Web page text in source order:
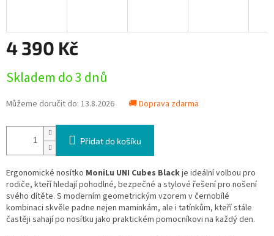
4 390 Kč
cena:
Skladem do 3 dnů
Můžeme doručit do: 13.8.2026 🚚 Doprava zdarma
Přidat do košíku
Ergonomické nosítko MoniLu UNI Cubes Blackje ideální volbou pro
rodiče, kteří hledají pohodlné, bezpečné a stylové řešení pro nošení
svého dítěte. S moderním geometrickým vzorem v černobílé
kombinaci skvěle padne nejen maminkám, ale i tatínkům, kteří stále
častěji sahají po nosítku jako praktickém pomocníkovi na každý den.